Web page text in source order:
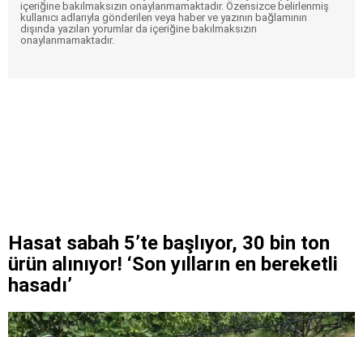
içeriğine bakılmaksızın onaylanmamaktadır. Özensizce belirlenmiş
kullanıcı adlarıyla gönderilen veya haber ve yazının bağlamının
dışında yazılan yorumlar da içeriğine bakılmaksızın
onaylanmamaktadır.
Hasat sabah 5’te başlıyor, 30 bin ton
ürün alınıyor! ‘Son yılların en bereketli
hasadı’